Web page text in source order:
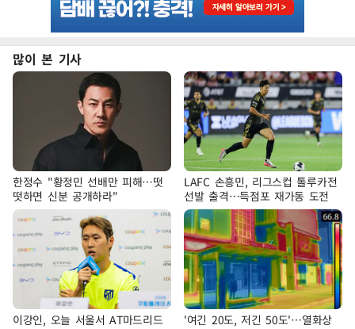
많이 본 기사
한정수 "황정민 선배만 피해…떳
떳하면 신분 공개하라"
LAFC 손흥민, 리그스컵 톨루카전
선발 출격…득점포 재가동 도전
이강인, 오늘 서울서 AT마드리드
'여긴 20도, 저긴 50도'…열화상